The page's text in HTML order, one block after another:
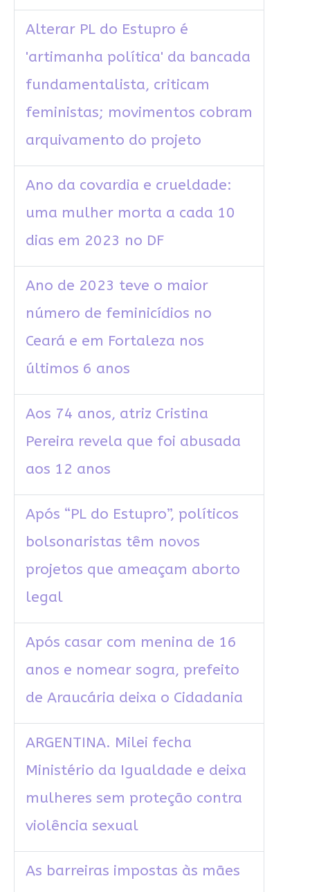
Alterar PL do Estupro é
'artimanha política' da bancada
fundamentalista, criticam
feministas; movimentos cobram
arquivamento do projeto
Ano da covardia e crueldade:
uma mulher morta a cada 10
dias em 2023 no DF
Ano de 2023 teve o maior
número de feminicídios no
Ceará e em Fortaleza nos
últimos 6 anos
Aos 74 anos, atriz Cristina
Pereira revela que foi abusada
aos 12 anos
Após “PL do Estupro”, políticos
bolsonaristas têm novos
projetos que ameaçam aborto
legal
Após casar com menina de 16
anos e nomear sogra, prefeito
de Araucária deixa o Cidadania
ARGENTINA. Milei fecha
Ministério da Igualdade e deixa
mulheres sem proteção contra
violência sexual
As barreiras impostas às mães